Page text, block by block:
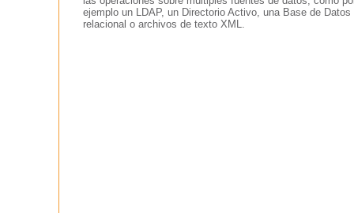
ejemplo un LDAP, un Directorio Activo, una Base de Datos
relacional o archivos de texto XML.